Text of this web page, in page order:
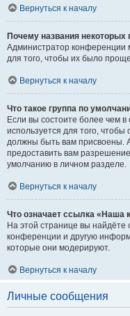
Вернуться к началу
Почему названия
Администратор конференции
для того, чтобы их было
Вернуться к началу
Что такое группа по
Если вы состоите более чем
используется для того, чтобы
должны быть вам присвоены.
предоставить вам
умолчанию в личном разделе.
Вернуться к началу
Что означает ссылка «Наша
На этой странице вы найдёте
конференции и другую
которые они модерируют.
Вернуться к началу
Личные сообщения